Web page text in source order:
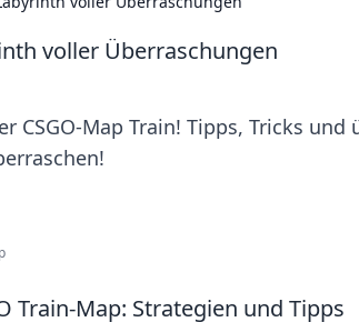
voller Überraschungen
CSGO-Map Train! Tipps, Tricks
Train-Map: Strategien und Tipps